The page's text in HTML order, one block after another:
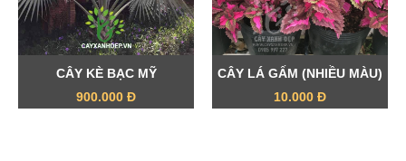
CÂY KÈ BẠC MỸ
900.000 Đ
CÂY LÁ GẤM (NHIỀU MÀU)
10.000 Đ